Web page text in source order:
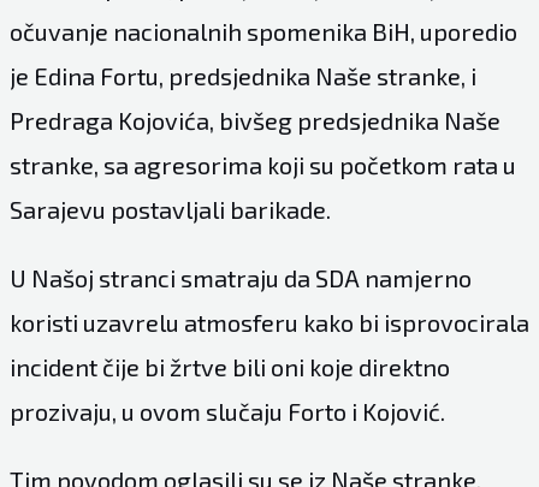
očuvanje nacionalnih spomenika BiH, uporedio
je Edina Fortu, predsjednika Naše stranke, i
Predraga Kojovića, bivšeg predsjednika Naše
stranke, sa agresorima koji su početkom rata u
Sarajevu postavljali barikade.
U Našoj stranci smatraju da SDA namjerno
koristi uzavrelu atmosferu kako bi isprovocirala
incident čije bi žrtve bili oni koje direktno
prozivaju, u ovom slučaju Forto i Kojović.
Tim povodom oglasili su se iz Naše stranke,